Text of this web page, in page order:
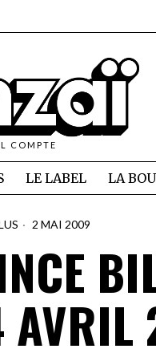
COMPTE
LE LABEL LA
2 MAI 2009